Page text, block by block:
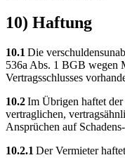
10) Haftung
10.1 Die
536a Abs. 1 BGB wegen
Vertragsschlusses
10.2Im Übrigen haftet
vertraglichen,
Ansprüchen auf
10.2.1 Der Vermieter